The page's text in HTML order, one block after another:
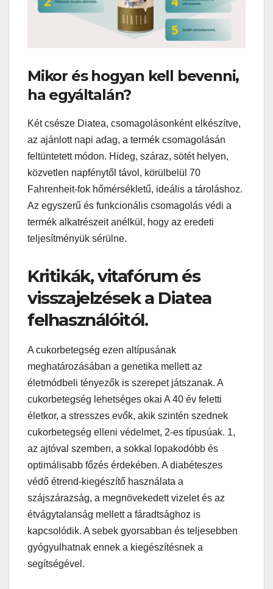
Mikor és hogyan kell bevenni,
ha egyáltalán?
Két csésze Diatea, csomagolásonként elkészítve,
az ajánlott napi adag, a termék csomagolásán
feltüntetett módon. Hideg, száraz, sötét helyen,
közvetlen napfénytől távol, körülbelül 70
Fahrenheit-fok hőmérsékletű, ideális a tároláshoz.
Az egyszerű és funkcionális csomagolás védi a
termék alkatrészeit anélkül, hogy az eredeti
teljesítményük sérülne.
Kritikák, vitafórum és
visszajelzések a Diatea
felhasználóitól.
A cukorbetegség ezen altípusának
meghatározásában a genetika mellett az
életmódbeli tényezők is szerepet játszanak. A
cukorbetegség lehetséges okai A 40 év feletti
életkor, a stresszes evők, akik szintén szednek
cukorbetegség elleni védelmet, 2-es típusúak. 1,
az ajtóval szemben, a sokkal lopakodóbb és
optimálisabb főzés érdekében. A diabéteszes
védő étrend-kiegészítő használata a
szájszárazság, a megnövekedett vizelet és az
étvágytalanság mellett a fáradtsághoz is
kapcsolódik. A sebek gyorsabban és teljesebben
gyógyulhatnak ennek a kiegészítésnek a
segítségével.